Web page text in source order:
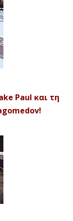
Paul και τη